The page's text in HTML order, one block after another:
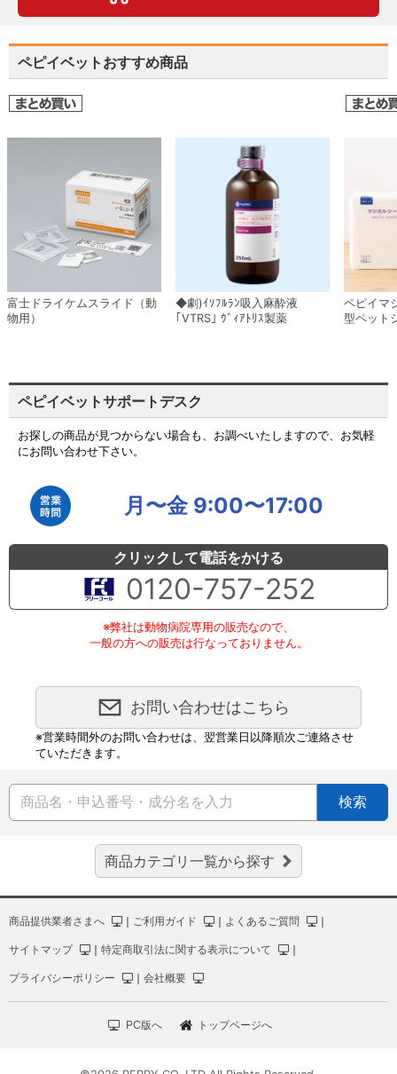
ペピイベットおすすめ商品
富士ドライケムスライド（動
物用）
◆劇)ｲｿﾌﾙﾗﾝ吸入麻酔液
｢VTRS｣ ｳﾞｨｱﾄﾘｽ製薬
ペピイマ
型ペット
ペピイベットサポートデスク
お探しの商品が見つからない場合も、お調べいたしますので、お気軽
にお問い合わせ下さい。
月〜金 9:00〜17:00
クリックして電話をかける
0120-757-252
※弊社は動物病院専用の販売なので、
一般の方への販売は行なっておりません。
お問い合わせはこちら
※営業時間外のお問い合わせは、翌営業日以降順次ご連絡させ
ていただきます。
検索
商品カテゴリ一覧から探す
商品提供業者さまへ ｜ ご利用ガイド ｜ よくあるご質問 ｜
サイトマップ ｜ 特定商取引法に関する表示について ｜
プライバシーポリシー ｜ 会社概要
PC版へ トップページへ